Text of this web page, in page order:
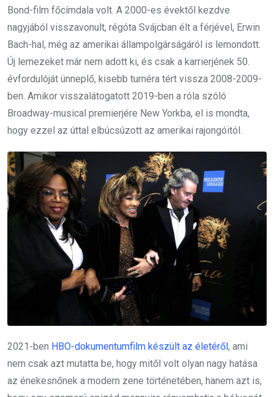
Bond-film főcímdala volt. A 2000-es évektől kezdve
nagyjából visszavonult, régóta Svájcban élt a férjével, Erwin
Bach-hal, még az amerikai állampolgárságáról is lemondott.
Új lemezeket már nem adott ki, és csak a karrierjének 50.
évfordulóját ünneplő, kisebb turnéra tért vissza 2008-2009-
ben. Amikor visszalátogatott 2019-ben a róla szóló
Broadway-musical premierjére New Yorkba, el is mondta,
hogy ezzel az úttal elbúcsúzott az amerikai rajongóitól.
2021-ben HBO-dokumentumfilm készült az életéről, ami
nem csak azt mutatta be, hogy mitől volt olyan nagy hatása
az énekesnőnek a modern zene történetében, hanem azt is,